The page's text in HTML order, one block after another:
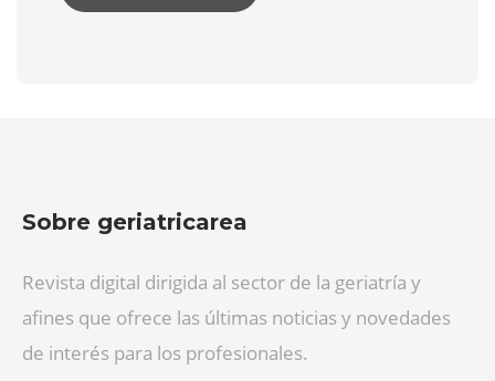
Sobre geriatricarea
Revista digital dirigida al sector de la geriatría y
afines que ofrece las últimas noticias y novedades
de interés para los profesionales.